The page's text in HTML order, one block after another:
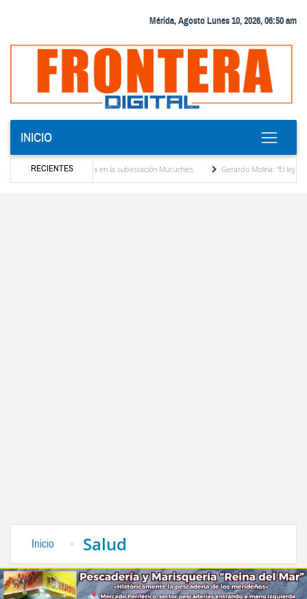
Mérida, Agosto Lunes 10, 2026, 06:50 am
INICIO
RECIENTES
de potencia en la subestación Mucuchies
Gerardo Molina: “El legado de
Inicio Salud